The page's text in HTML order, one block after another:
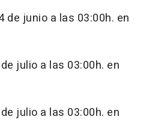
de junio a las 03:00h. en
julio a las 03:00h. en
julio a las 03:00h. en